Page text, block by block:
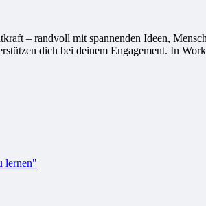
– randvoll mit spannenden Ideen,
dich bei deinem Engagement. In